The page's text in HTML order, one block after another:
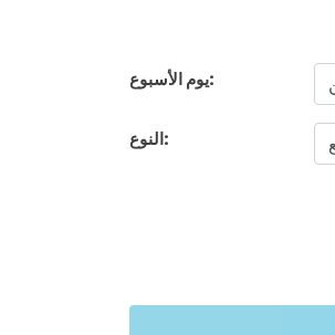
يوم الأسبوع:
النوع: